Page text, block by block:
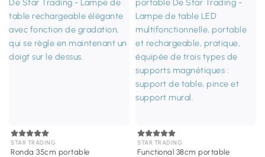
STAR TRADING
Ronda 35cm portable
STAR TRADING
Functional 38cm portable